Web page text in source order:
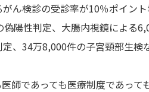
ん検診の受診率が10％ポイン
陽性判定、大腸内視鏡による
、34万8,000件の子宮頸部生検
師であっても医療制度であっ